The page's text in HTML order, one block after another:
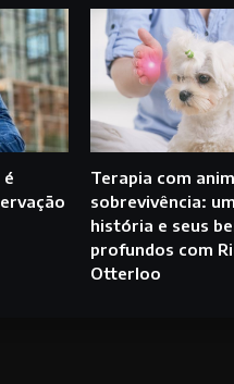
é
Terapia com
sobrevivência:
história e seus
profundos com
Otterloo